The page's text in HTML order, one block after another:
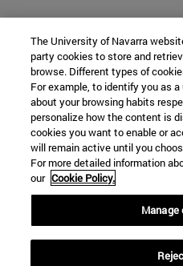
The University of Navarra
party cookies to store and
browse. Different types of
For example, to identify you as
about your browsing habits
personalize how the content is
cookies you want to enable or
will remain active until you
For more detailed information
our Cookie Policy.
Manage